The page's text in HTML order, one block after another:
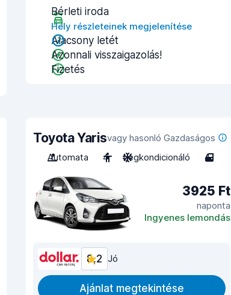
Bérleti iroda
Hely részleteinek megjelenítése
Alacsony letét
Azonnali visszaigazolás!
Fizetés
Toyota Yarisvagy hasonló Gazdaságos
Automata
4 Légkondicionáló 4
3925 Ft
naponta
Ingyenes lemondás
8,2 Jó
Ajánlat megtekintése